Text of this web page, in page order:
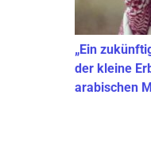
„Ein
der kleine
arabischen